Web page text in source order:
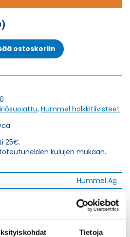
Tietoja
ostoskoriin
, Hummel holkkitiivisteet
25€.
kulujen mukaan.
Hummel Ag
29
12
HSK-M-EMC